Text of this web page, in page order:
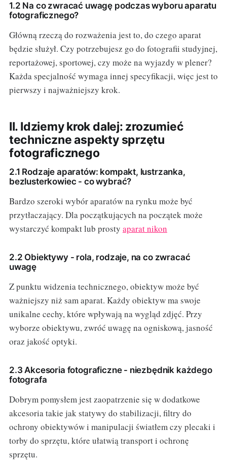
1.2 Na co zwracać uwagę podczas wyboru aparatu
fotograficznego?
Główną rzeczą do rozważenia jest to, do czego aparat
będzie służył. Czy potrzebujesz go do fotografii studyjnej,
reportażowej, sportowej, czy może na wyjazdy w plener?
Każda specjalność wymaga innej specyfikacji, więc jest to
pierwszy i najważniejszy krok.
II. Idziemy krok dalej: zrozumieć
techniczne aspekty sprzętu
fotograficznego
2.1 Rodzaje aparatów: kompakt, lustrzanka,
bezlusterkowiec - co wybrać?
Bardzo szeroki wybór aparatów na rynku może być
przytłaczający. Dla początkujących na początek może
wystarczyć kompakt lub prosty aparat nikon
2.2 Obiektywy - rola, rodzaje, na co zwracać
uwagę
Z punktu widzenia technicznego, obiektyw może być
ważniejszy niż sam aparat. Każdy obiektyw ma swoje
unikalne cechy, które wpływają na wygląd zdjęć. Przy
wyborze obiektywu, zwróć uwagę na ogniskową, jasność
oraz jakość optyki.
2.3 Akcesoria fotograficzne - niezbędnik każdego
fotografa
Dobrym pomysłem jest zaopatrzenie się w dodatkowe
akcesoria takie jak statywy do stabilizacji, filtry do
ochrony obiektywów i manipulacji światłem czy plecaki i
torby do sprzętu, które ułatwią transport i ochronę
sprzętu.